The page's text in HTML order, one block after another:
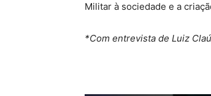
Militar à sociedade e a
*Com entrevista de Luiz